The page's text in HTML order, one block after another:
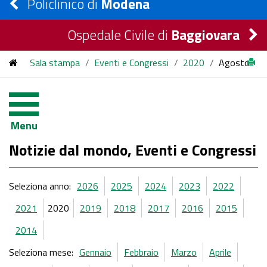
Ospedale Civile di Baggiovara
Sala stampa / Eventi e Congressi / 2020 / Agosto
Menu
Notizie dal mondo, Eventi e Congressi
Seleziona anno: 2026 2025 2024 2023
2022
2021
2020 2019 2018 2017 2016
2015
2014
Seleziona mese: Gennaio Febbraio Marzo
Aprile